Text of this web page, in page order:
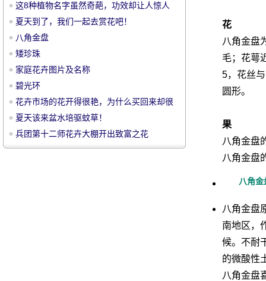
宠
花
八角金盘
毛；花萼
5，花丝
圆形。
果
八角金盘
八角金盘
八角
八角金盘
南地区，
候。不耐
的微酸性
八角金盘
这8种植物名字虽然奇葩，功效却让人惊人
夏天到了，我们一起去赏花吧！
八角金盘
矮珍珠
家庭花卉图片及名称
碧光环
花卉市场的花开得很艳，为什么买回来却很
难养活？
夏天该来盆水培驱蚊草！
兵团第十二师花卉大棚开出致富之花